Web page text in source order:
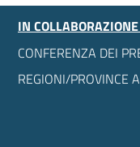
IN
CONFERENZA DEI
REGIONI/PROVINCE